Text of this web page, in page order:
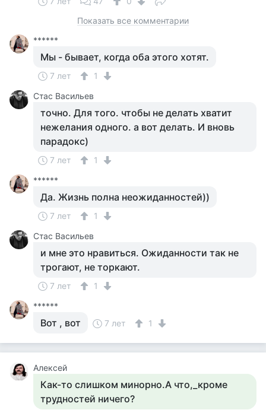
Показать все комментарии
******
Мы - бывает, когда оба этого хотят.
7 лет
1
Стас Васильев
точно. Для того. чтобы не делать хватит
нежелания одного. а вот делать. И вновь
парадокс)
7 лет
1
******
Да. Жизнь полна неожиданностей))
7 лет
1
Стас Васильев
и мне это нравиться. Ожиданности так не
трогают, не торкают.
7 лет
1
******
Вот , вот 7 лет 1
Алексей
Как-то слишком минорно.А что,_кроме
трудностей ничего?